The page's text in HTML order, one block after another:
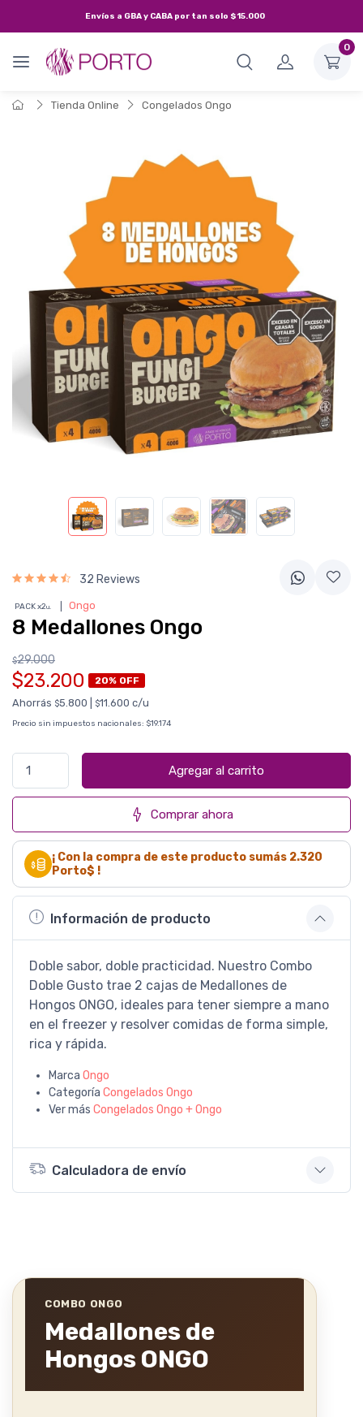
Envíos a GBA y CABA por tan solo $15.000
0
Tienda Online Congelados Ongo
32 Reviews
PACK x2u. Ongo
8 Medallones Ongo
$29.000
$23.200 20% OFF
Ahorrás $5.800 $11.600 c/u
Precio sin impuestos nacionales: $19.174
Agregar al carrito
Comprar ahora
¡ Con la compra de este producto sumás 2.320
Porto$ !
Información de producto
Doble sabor, doble practicidad. Nuestro Combo
Doble Gusto trae 2 cajas de Medallones de
Hongos ONGO, ideales para tener siempre a mano
en el freezer y resolver comidas de forma simple,
rica y rápida.
Marca Ongo
Categoría Congelados Ongo
Ver más Congelados Ongo + Ongo
Calculadora de envío
COMBO ONGO
Medallones de
Hongos ONGO